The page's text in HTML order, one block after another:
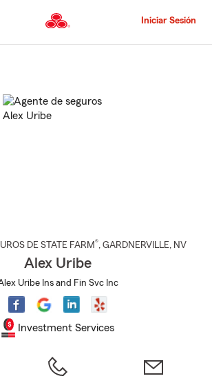
al
principal
Iniciar Sesión
DE STATE FARM®, GARDNERVILLE, NV
Alex Uribe
Uribe Ins and Fin Svc Inc
Investment Services